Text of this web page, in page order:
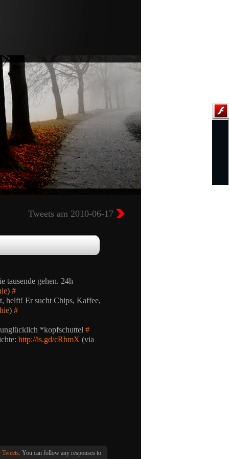
Tweets am 2010-06-17
tausende gehen. 24h
) #
helft! Er sucht Chips, Kaffee,
) #
*kopfschuttel #
http://is.gd/cRbmX (via
Tweets. You can follow any responses to